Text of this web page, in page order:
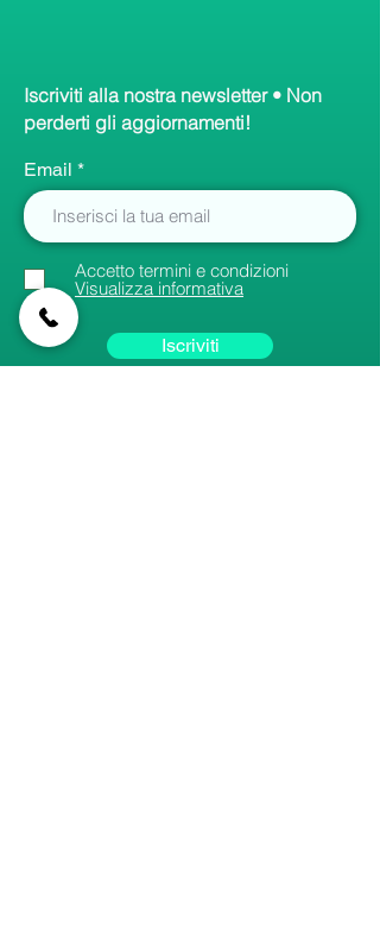
Iscriviti alla nostra newsletter • Non
perderti gli aggiornamenti!
Email
Accetto termini e condizioni
Visualizza informativa
Iscriviti